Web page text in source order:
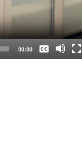
00:00
Deutsch